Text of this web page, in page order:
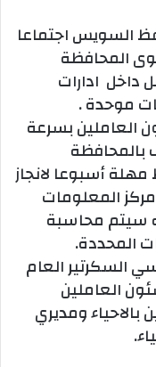
السويس اجتماعا
المحافظة
داخل ادارات
موحدة .
العاملين بسرعة
بالمحافظة
أسبوعا لانجاز
المعلومات
سيتم محاسبة
المحددة.
السكرتير العام
العاملين
ومديري